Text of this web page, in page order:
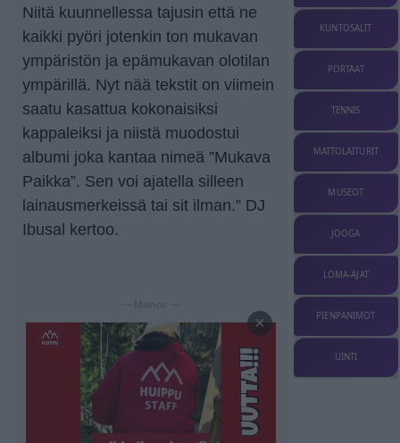
Niitä kuunnellessa tajusin että ne
kaikki pyöri jotenkin ton mukavan
ympäristön ja epämukavan olotilan
ympärillä. Nyt nää tekstit on viimein
saatu kasattua kokonaisiksi
kappaleiksi ja niistä muodostui
albumi joka kantaa nimeä ”Mukava
Paikka”. Sen voi ajatella silleen
lainausmerkeissä tai sit ilman.” DJ
Ibusal kertoo.
— Mainos —
×
KUNTOSALIT
PORTAAT
TENNIS
MATTOLAITURIT
MUSEOT
JOOGA
LOMA-AJAT
PIENPANIMOT
UINTI